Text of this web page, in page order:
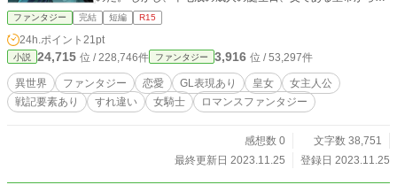
げられた一言に、その平和は一転する。 「お前の婚約が決ま
った。相手は私だ」 皇帝は「覇王を導くもの」と予言された
王女であるフェイラエールを、その野望のため、手に入れよ
うとしていたのだ。 神の予言を授かりし聖王女を巡る中原の
覇権争いは、フェイラエールの想いを越えて、彼女の大事な
ものを否応なく踏みにじっていく。 「私が、間違っていた」
覇王を巡るこの争いが避けられないというのなら。 「私が覇
女は、立ち向かうことを心に決めるのだった ----------------------
--------------- カクヨムの「世界を変える運命の恋」中編コンテ
ファンタジー 完結 短編 R15
24h.ポイント 21pt
小説 24,715 位 / 228,746件 ファンタジー 3,916 位 / 53,297件
異世界 ファンタジー 恋愛 GL表現あり 皇女
女主人公
戦記要素あり
すれ違い 女騎士 ロマンスファンタジー
感想数 0
文字数 38,751
最終更新日 2023.11.25
登録日 2023.11.25